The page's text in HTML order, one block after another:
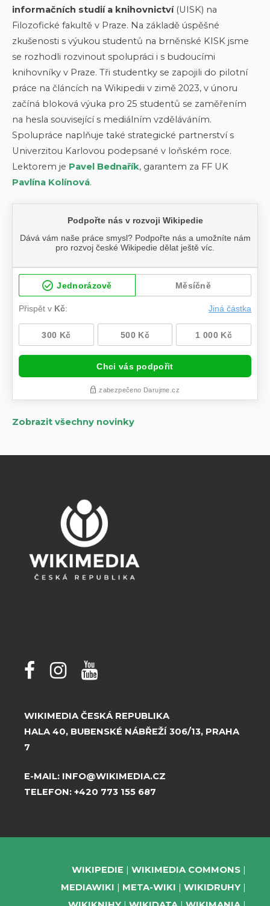
informačních studií a knihovnictví(UISK) na
Filozofické fakultě v Praze. Na základě úspěšné
zkušenosti s výukou studentů na brněnské KISK jsme
se rozhodli rozvinout spolupráci i s budoucími
knihovníky v Praze. Tři studentky se zapojili do pilotní
práce na článcích na Wikipedii v zimě 2023, v únoru
začíná bloková výuka pro 25 studentů se zaměřením
na hesla související s mediálním vzděláváním.
Spolupráce naplňuje také strategické partnerství s
Univerzitou Karlovou podepsané v loňském roce.
Lektorem je Pavel Bednařík, garantem za FF UK
Pavlína Kolínová.
Zobrazit všechny novinky
WIKIMEDIA ČESKÁ REPUBLIKA
HALA 40, BUBENSKÉ NÁBŘEŽÍ 306/13, PRAHA
7
E-MAIL: INFO@WIKIMEDIA.CZ
TELEFON: +420 773 155 687
WIKIPEDIE
WIKIMEDIA COMMONS
MEDIAWIKI
META-WIKI
WIKIDRUHY